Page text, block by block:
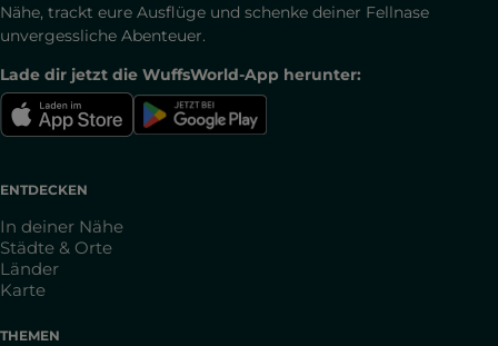
Nähe, trackt eure Ausflüge und schenke deiner Fellnase
unvergessliche Abenteuer.
Lade dir jetzt die WuffsWorld-App herunter:
ENTDECKEN
In deiner Nähe
Städte & Orte
Länder
Karte
THEMEN